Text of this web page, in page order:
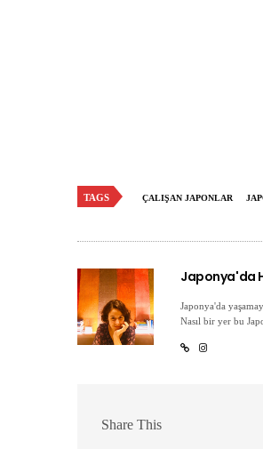
TAGS ÇALIŞAN JAPONLAR
Japonya'da
Japonya'da
Nasıl bir yer bu
Share This